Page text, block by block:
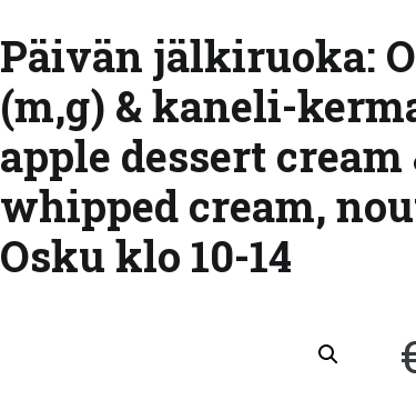
Päivän jälkiruoka:
(m,g) & kaneli-
apple dessert
whipped cream,
Osku klo 10-14